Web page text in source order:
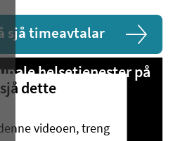
sjå timeavtalar
helsetjenester på
dette
videoen, treng